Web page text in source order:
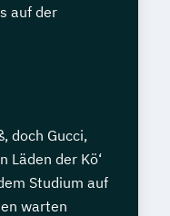
auf der
doch Gucci,
Läden der Kö‘
Studium auf
warten